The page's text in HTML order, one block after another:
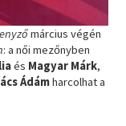
március végén
: a női mezőnyben
és Magyar Márk,
Ádámharcolhat a